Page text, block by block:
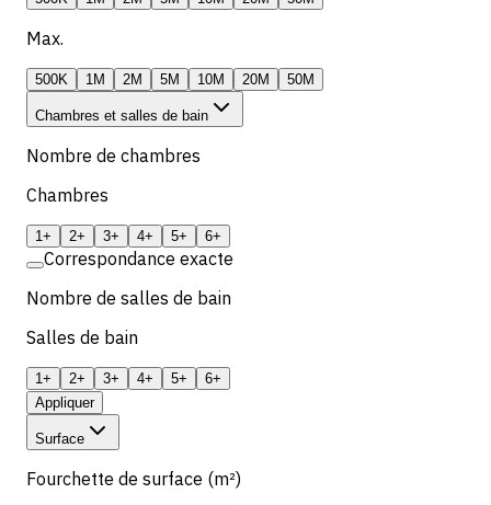
Max.
500K 1M 2M 5M 10M 20M 50M
Chambres et salles de bain
Nombre de chambres
Chambres
1+ 2+ 3+ 4+ 5+ 6+
Correspondance exacte
Nombre de salles de bain
Salles de bain
1+ 2+ 3+ 4+ 5+
6+
Appliquer
Surface
Fourchette de surface (m²)